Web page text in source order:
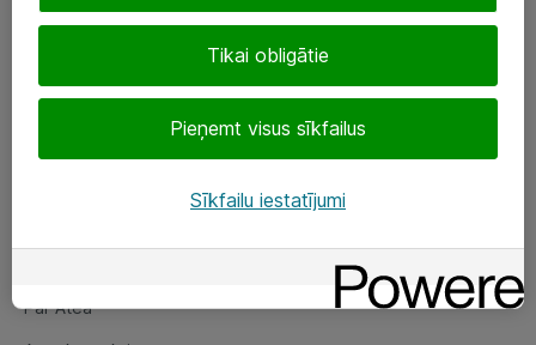
Sekojiet mums
Par Atea
Par Atea
Tikai obligātie
Pieņemt visus sīkfailus
Sīkfailu iestatījumi